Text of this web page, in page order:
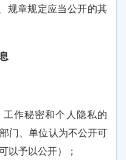
规章规定应当公开的其
工作秘密和个人隐私的
门、单位认为不公开可
以予以公开）；